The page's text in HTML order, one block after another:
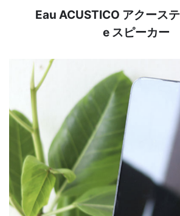
Eau ACUSTICO アクース
e スピーカー